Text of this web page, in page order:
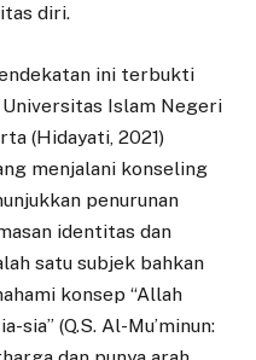
diri.
ini terbukti
Islam Negeri
(Hidayati, 2021)
menjalani konseling
penurunan
identitas dan
satu subjek bahkan
konsep “Allah
sia” (Q.S. Al-Mu’minun: